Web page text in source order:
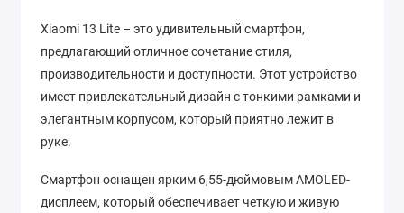
Xiaomi 13 Lite – это удивительный смартфон,
предлагающий отличное сочетание стиля,
производительности и доступности. Этот устройство
имеет привлекательный дизайн с тонкими рамками и
элегантным корпусом, который приятно лежит в
руке.
Смартфон оснащен ярким 6,55-дюймовым AMOLED-
дисплеем, который обеспечивает четкую и живую